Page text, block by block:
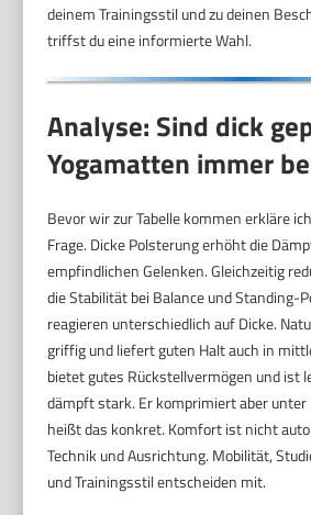
deinem Trainingsstil und zu deinen
triffst du eine informierte Wahl.
Analyse: Sind dick
Yogamatten immer
Bevor wir zur Tabelle kommen erkläre
Frage. Dicke Polsterung erhöht die
empfindlichen Gelenken. Gleichzeitig
die Stabilität bei Balance und Standing-
reagieren unterschiedlich auf Dicke.
griffig und liefert guten Halt auch in
bietet gutes Rückstellvermögen und ist
dämpft stark. Er komprimiert aber unter
heißt das konkret. Komfort ist nicht
Technik und Ausrichtung. Mobilität,
und Trainingsstil entscheiden mit.